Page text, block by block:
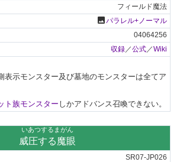
フィールド魔法
photoパラレル+ノーマル
04064256
収録／公式／Wiki
示モンスター及び墓地のモンスターは全てア
ト族モンスター しかアドバンス召喚できない。
いあつするまがん
威圧する魔眼
SR07-JP026